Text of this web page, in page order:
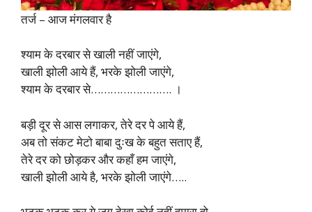
तर्ज – आज मंगलवार है
श्याम के दरबार से खाली नहीं जाएंगे,
खाली झोली आये हैं, भरके झोली जाएंगे,
श्याम के दरबार से……………………. ।
बड़ी दूर से आस लगाकर, तेरे दर पे आये हैं,
अब तो संकट मेटो बाबा दुःख के बहुत सताए हैं,
तेरे दर को छोड़कर और कहाँ हम जाएंगे,
खाली झोली आये है, भरके झोली जाएंगे…..